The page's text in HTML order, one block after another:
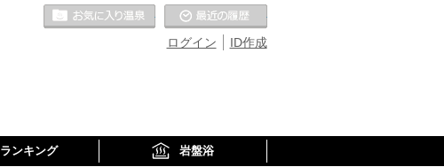
ID作成
ログイン
お気に入りの温泉
ランキング 岩盤浴